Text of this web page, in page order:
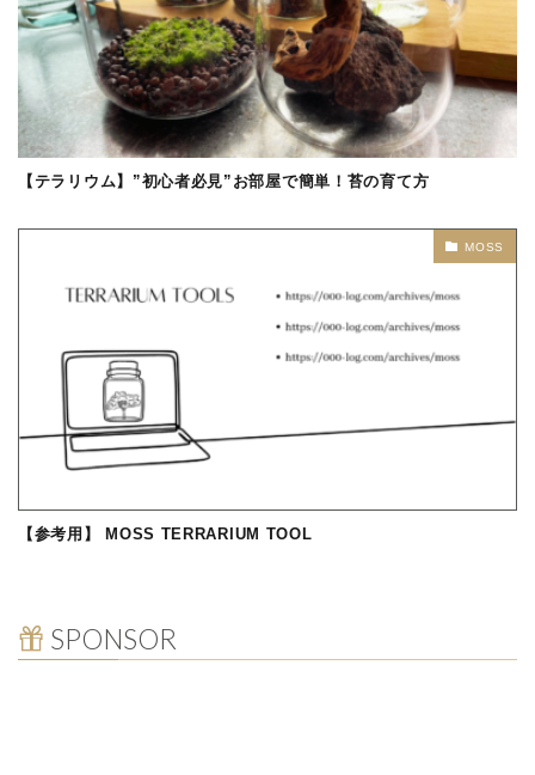
【テラリウム】”初心者必見”お部屋で簡単！苔の育て方
MOSS
【参考用】 MOSS TERRARIUM TOOL
SPONSOR